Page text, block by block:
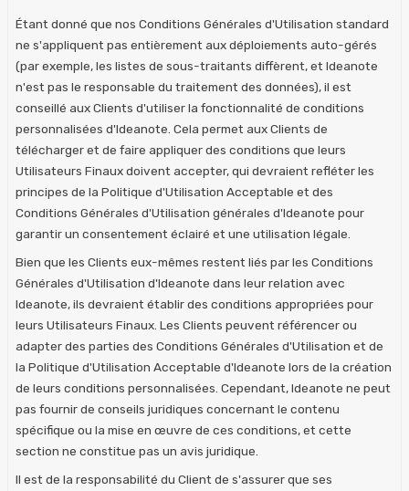
Étant donné que nos Conditions Générales d'Utilisation standard
ne s'appliquent pas entièrement aux déploiements auto-gérés
(par exemple, les listes de sous-traitants diffèrent, et Ideanote
n'est pas le responsable du traitement des données), il est
conseillé aux Clients d'utiliser la fonctionnalité de conditions
personnalisées d'Ideanote. Cela permet aux Clients de
télécharger et de faire appliquer des conditions que leurs
Utilisateurs Finaux doivent accepter, qui devraient refléter les
principes de la Politique d'Utilisation Acceptable et des
Conditions Générales d'Utilisation générales d'Ideanote pour
garantir un consentement éclairé et une utilisation légale.
Bien que les Clients eux-mêmes restent liés par les Conditions
Générales d'Utilisation d'Ideanote dans leur relation avec
Ideanote, ils devraient établir des conditions appropriées pour
leurs Utilisateurs Finaux. Les Clients peuvent référencer ou
adapter des parties des Conditions Générales d'Utilisation et de
la Politique d'Utilisation Acceptable d'Ideanote lors de la création
de leurs conditions personnalisées. Cependant, Ideanote ne peut
pas fournir de conseils juridiques concernant le contenu
spécifique ou la mise en œuvre de ces conditions, et cette
section ne constitue pas un avis juridique.
Il est de la responsabilité du Client de s'assurer que ses